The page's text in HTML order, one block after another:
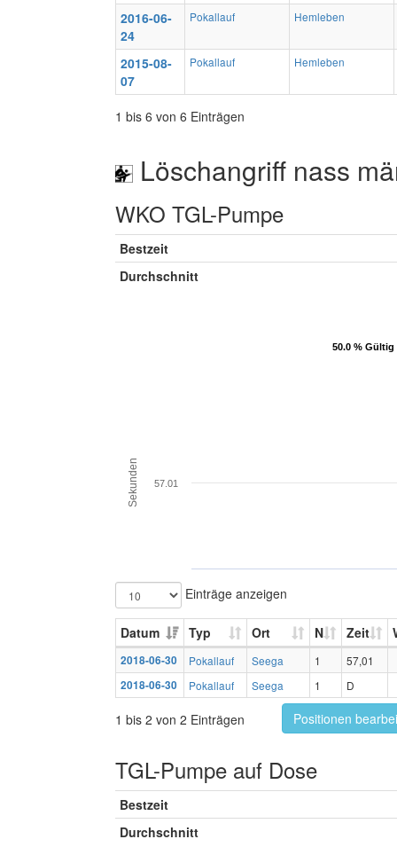
2016-06-
24
Pokallauf Hemleben
2015-08-
07
Pokallauf Hemleben
1 bis 6 von 6 Einträgen
Löschangriff nass
WKO TGL-Pumpe
Bestzeit
Durchschnitt
50.0 % Gültig
50.0 % Gültig
Sekunden 57.01
Einträge anzeigen
Datum Typ Ort N Zeit
2018-06-30 Pokallauf Seega 1
57,01
2018-06-30
Pokallauf Seega 1 D
1 bis 2 von 2 Einträgen Positionen
TGL-Pumpe auf Dose
Bestzeit
Durchschnitt